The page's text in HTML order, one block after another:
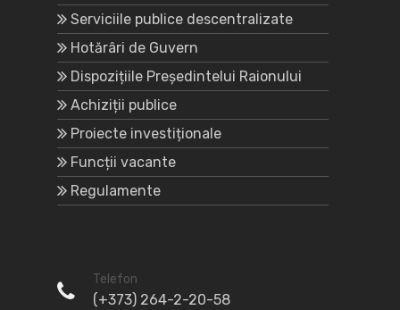
Serviciile publice descentralizate
Hotărâri de Guvern
Dispozițiile Președintelui Raionului
Achiziții publice
Proiecte investiționale
Funcții vacante
Regulamente
Telefon
(+373) 264-2-20-58